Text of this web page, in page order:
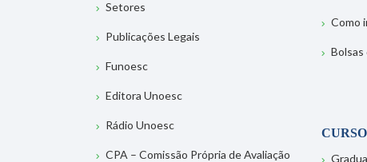
Setores
Publicações Legais
Funoesc
Editora Unoesc
Rádio Unoesc
CPA – Comissão Própria de Avaliação
Como
Bolsas